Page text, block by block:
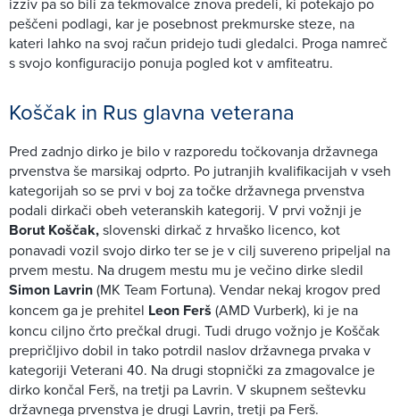
peščeni podlagi, kar je posebnost prekmurske steze, na
kateri lahko na svoj račun pridejo tudi gledalci. Proga namreč
s svojo konfiguracijo ponuja pogled kot v amfiteatru.
Koščak in Rus glavna veterana
Pred zadnjo dirko je bilo v razporedu točkovanja državnega
prvenstva še marsikaj odprto. Po jutranjih kvalifikacijah v vseh
kategorijah so se prvi v boj za točke državnega prvenstva
podali dirkači obeh veteranskih kategorij. V prvi vožnji je
Borut Koščak,slovenski dirkač z hrvaško licenco, kot
ponavadi vozil svojo dirko ter se je v cilj suvereno pripeljal na
prvem mestu. Na drugem mestu mu je večino dirke sledil
Simon Lavrin(MK Team Fortuna). Vendar nekaj krogov pred
koncem ga je prehitel Leon Ferš (AMD Vurberk), ki je na
koncu ciljno črto prečkal drugi. Tudi drugo vožnjo je Koščak
prepričljivo dobil in tako potrdil naslov državnega prvaka v
kategoriji Veterani 40. Na drugi stopnički za zmagovalce je
dirko končal Ferš, na tretji pa Lavrin. V skupnem seštevku
državnega prvenstva je drugi Lavrin, tretji pa Ferš.